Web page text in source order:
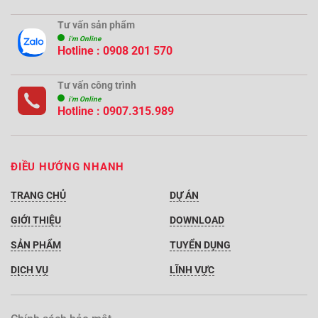
Tư vấn sản phẩm
i'm Online
Hotline : 0908 201 570
Tư vấn công trình
i'm Online
Hotline : 0907.315.989
ĐIỀU HƯỚNG NHANH
TRANG CHỦ
GIỚI THIỆU
SẢN PHẨM
DỊCH VỤ
DỰ ÁN
DOWNLOAD
TUYỂN DỤNG
LĨNH VỰC